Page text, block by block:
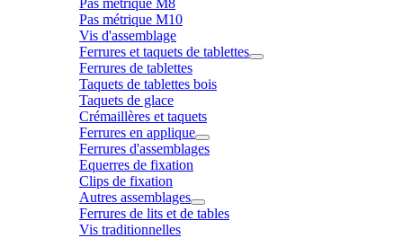
Pas métrique M10
Vis d'assemblage
Ferrures et taquets de tablettes
Ferrures de tablettes
Taquets de tablettes bois
Taquets de glace
Crémaillères et taquets
Ferrures en applique
Ferrures d'assemblages
Equerres de fixation
Clips de fixation
Autres assemblages
Ferrures de lits et de tables
Vis traditionnelles